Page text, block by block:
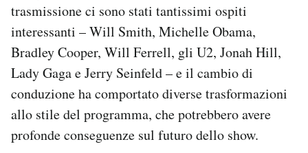
Area Personale
Newsletter
Notifiche mobile
Regala il Post
trasmissione ci sono stati tantissimi ospiti
interessanti – Will Smith, Michelle Obama,
Bradley Cooper, Will Ferrell, gli U2, Jonah Hill,
Lady Gaga e Jerry Seinfeld – e il cambio di
conduzione ha comportato diverse trasformazioni
allo stile del programma, che potrebbero avere
profonde conseguenze sul futuro dello show.